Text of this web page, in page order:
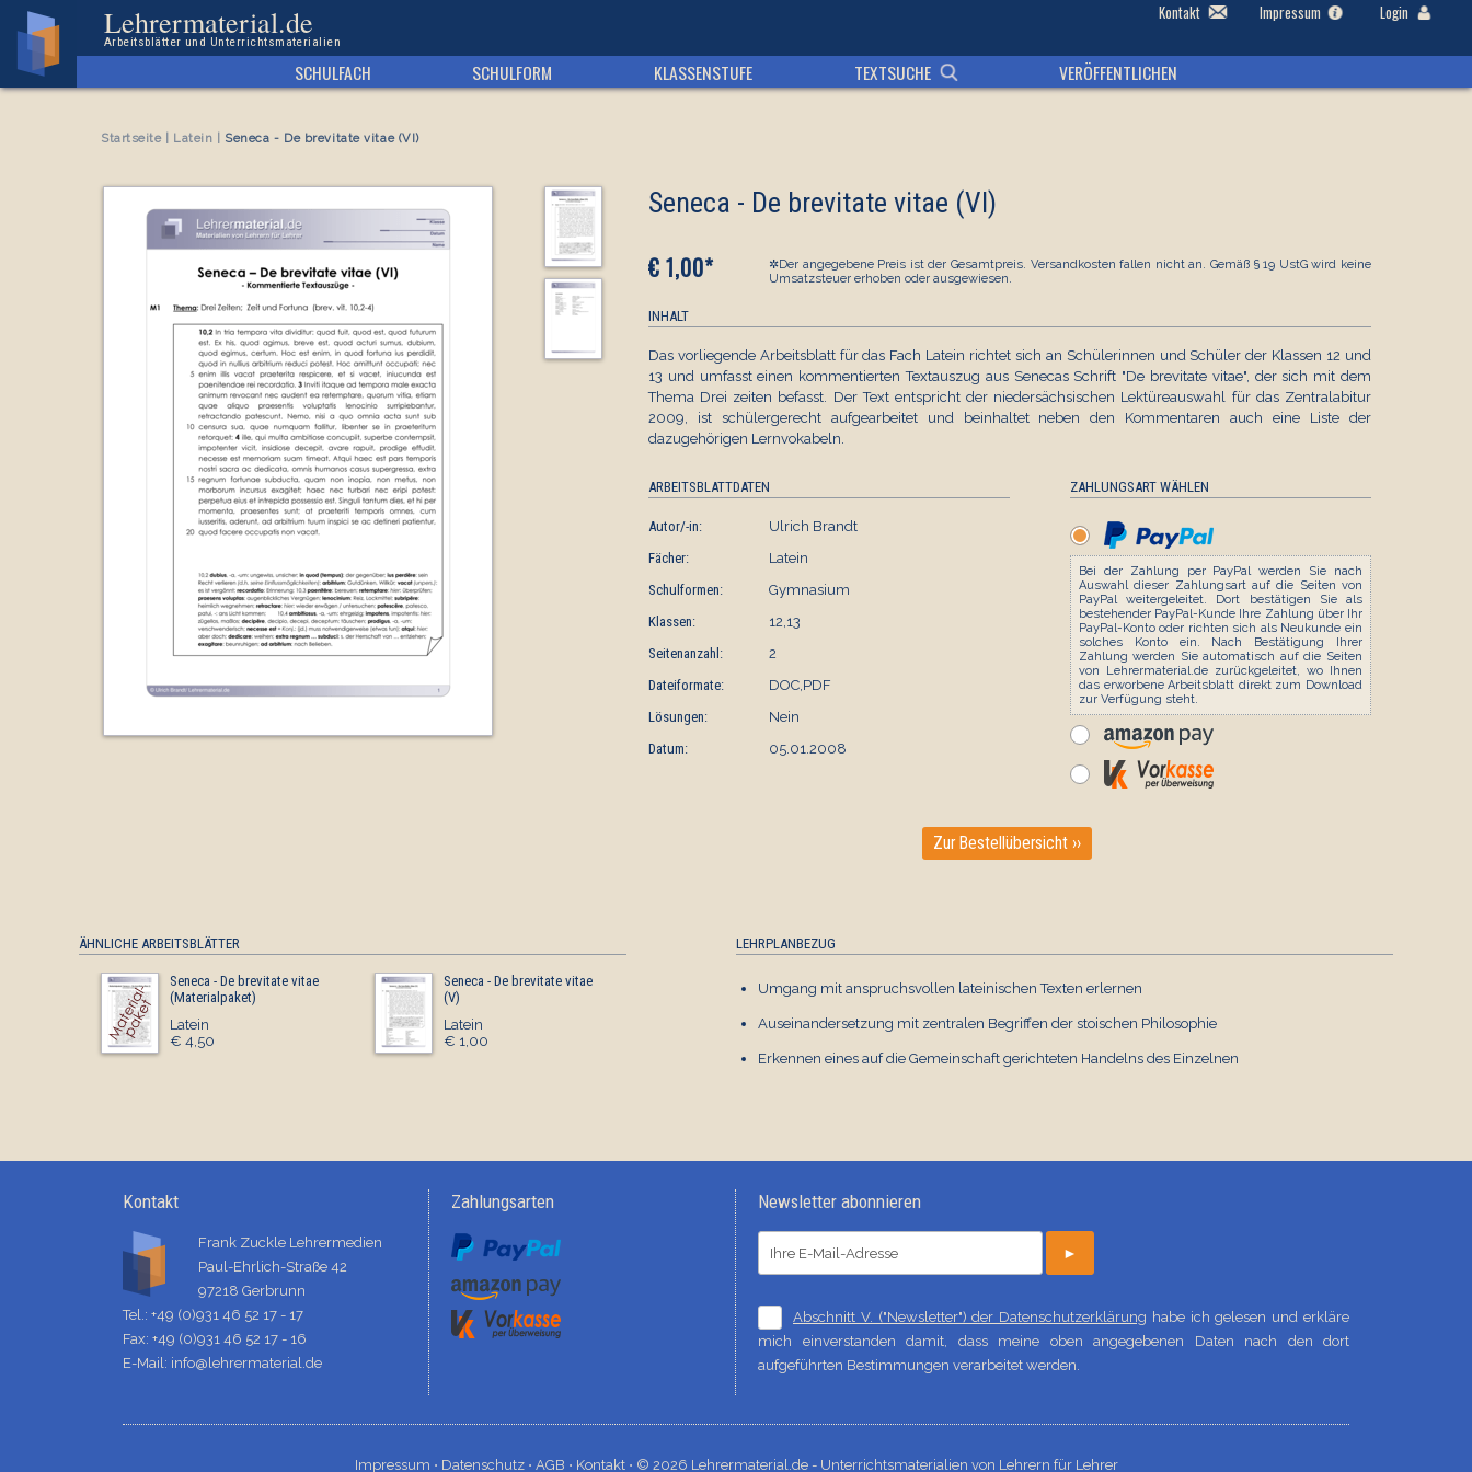
Lehrermaterial.de
Arbeitsblätter und Unterrichtsmaterialien
Kontakt Impressum Login
SCHULFACH SCHULFORM KLASSENSTUFE TEXTSUCHE VERÖFFENTLICHEN
Startseite| Latein Seneca - De brevitate vitae (VI)
Seneca - De brevitate vitae (VI)
€ 1,00*
✲Der angegebene Preis ist der Gesamtpreis. Versandkosten fallen nicht an. Gemäß § 19 UstG wird keine
Umsatzsteuer erhoben oder ausgewiesen.
INHALT
Das vorliegende Arbeitsblatt für das Fach Latein richtet sich an Schülerinnen und Schüler der Klassen 12 und
13 und umfasst einen kommentierten Textauszug aus Senecas Schrift "De brevitate vitae", der sich mit dem
Thema Drei zeiten befasst. Der Text entspricht der niedersächsischen Lektüreauswahl für das Zentralabitur
2009, ist schülergerecht aufgearbeitet und beinhaltet neben den Kommentaren auch eine Liste der
dazugehörigen Lernvokabeln.
ARBEITSBLATTDATEN
Autor/-in:
Ulrich Brandt
Fächer:
Latein
Schulformen:
Gymnasium
Klassen:
12,13
Seitenanzahl:
2
Dateiformate:
DOC,PDF
Lösungen:
Nein
Datum:
05.01.2008
ZAHLUNGSART WÄHLEN
Bei der Zahlung per PayPal werden Sie nach
Auswahl dieser Zahlungsart auf die Seiten von
PayPal weitergeleitet. Dort bestätigen Sie als
bestehender PayPal-Kunde Ihre Zahlung über Ihr
PayPal-Konto oder richten sich als Neukunde ein
solches Konto ein. Nach Bestätigung Ihrer
Zahlung werden Sie automatisch auf die Seiten
von Lehrermaterial.de zurückgeleitet, wo Ihnen
das erworbene Arbeitsblatt direkt zum Download
zur Verfügung steht.
Zur Bestellübersicht ››
ÄHNLICHE ARBEITSBLÄTTER
Seneca - De brevitate vitae
(Materialpaket)
Latein
€ 4,50
Seneca - De brevitate vitae
(V)
Latein
€ 1,00
Seneca - De brevitate vitae
Latein
Seneca - De brevitate vitae
(III)
Latein
LEHRPLANBEZUG
Umgang mit anspruchsvollen lateinischen Texten erlernen
Auseinandersetzung mit zentralen Begriffen der stoischen Philosophie
Erkennen eines auf die Gemeinschaft gerichteten Handelns des Einzelnen
Kontakt
Frank Zuckle Lehrermedien
Paul-Ehrlich-Straße 42
97218 Gerbrunn
Tel.: +49 (0)931 46 52 17 - 17
Fax: +49 (0)931 46 52 17 - 16
E-Mail: info@lehrermaterial.de
Zahlungsarten Newsletter abonnieren
►
Abschnitt V. ("Newsletter") der Datenschutzerklärung habe ich gelesen und erkläre
mich einverstanden damit, dass meine oben angegebenen Daten nach den dort
aufgeführten Bestimmungen verarbeitet werden.
Impressum ⋅ Datenschutz ⋅ AGB ⋅ Kontakt ⋅ © 2026 Lehrermaterial.de - Unterrichtsmaterialien von Lehrern für Lehrer